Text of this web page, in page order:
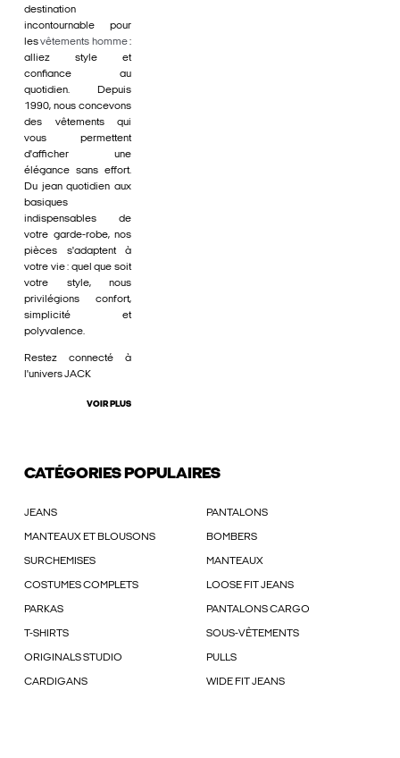
destination
incontournable pour
lesvêtements homme:
alliez style et
confiance au
quotidien. Depuis
1990, nous concevons
des vêtements qui
vous permettent
d'afficher une
élégance sans effort.
Du jean quotidien aux
basiques
indispensables de
votre garde-robe, nos
pièces s'adaptent à
votre vie : quel que soit
votre style, nous
privilégions confort,
simplicité et
polyvalence.
Restez connecté à
l'univers JACK
VOIR PLUS
CATÉGORIES POPULAIRES
JEANS PANTALONS
MANTEAUX ET BLOUSONS BOMBERS
SURCHEMISES MANTEAUX
COSTUMES COMPLETS LOOSE FIT JEANS
PARKAS PANTALONS CARGO
T-SHIRTS SOUS-VÊTEMENTS
ORIGINALS STUDIO PULLS
CARDIGANS WIDE FIT JEANS